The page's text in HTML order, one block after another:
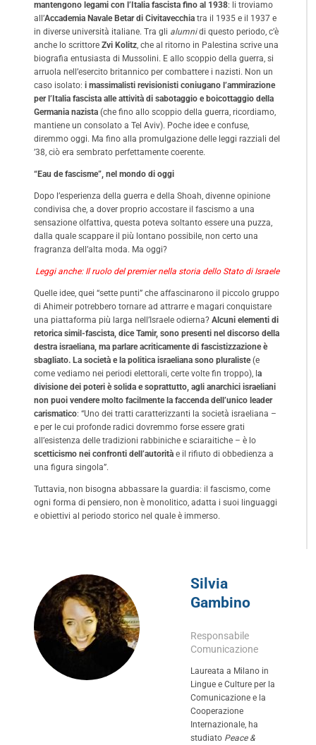
mantengono legami con l’Italia fascista fino al 1938: li troviamo
all’Accademia Navale Betar di Civitavecchia tra il 1935 e il 1937 e
in diverse università italiane. Tra gli alumnidi questo periodo, c’è
anche lo scrittore Zvi Kolitz, che al ritorno in Palestina scrive una
biografia entusiasta di Mussolini. E allo scoppio della guerra, si
arruola nell’esercito britannico per combattere i nazisti. Non un
caso isolato: i massimalisti revisionisti coniugano l’ammirazione
per l’Italia fascista alle attività di sabotaggio e boicottaggio della
Germania nazista (che fino allo scoppio della guerra, ricordiamo,
mantiene un consolato a Tel Aviv). Poche idee e confuse,
diremmo oggi. Ma fino alla promulgazione delle leggi razziali del
’38, ciò era sembrato perfettamente coerente.
“Eau de fascisme”, nel mondo di oggi
Dopo l’esperienza della guerra e della Shoah, divenne opinione
condivisa che, a dover proprio accostare il fascismo a una
sensazione olfattiva, questa poteva soltanto essere una puzza,
dalla quale scappare il più lontano possibile, non certo una
fragranza dell’alta moda. Ma oggi?
Leggi anche: Il ruolo del premier nella storia dello Stato di Israele
Quelle idee, quei “sette punti” che affascinarono il piccolo gruppo
di Ahimeir potrebbero tornare ad attrarre e magari conquistare
una piattaforma più larga nell’Israele odierna? Alcuni elementi di
retorica simil-fascista, dice Tamir, sono presenti nel discorso della
destra israeliana, ma parlare acriticamente di fascistizzazione è
sbagliato. La società e la politica israeliana sono pluraliste(e
come vediamo nei periodi elettorali, certe volte fin troppo), la
divisione dei poteri è solida e soprattutto, agli anarchici israeliani
non puoi vendere molto facilmente la faccenda dell’unico leader
carismatico: “Uno dei tratti caratterizzanti la società israeliana –
e per le cui profonde radici dovremmo forse essere grati
all’esistenza delle tradizioni rabbiniche e sciaraitiche – è lo
scetticismo nei confronti dell’autorità e il rifiuto di obbedienza a
una figura singola”.
Tuttavia, non bisogna abbassare la guardia: il fascismo, come
ogni forma di pensiero, non è monolitico, adatta i suoi linguaggi
e obiettivi al periodo storico nel quale è immerso.
Silvia
Gambino
Responsabile
Comunicazione
Laureata a Milano in
Lingue e Culture per la
Comunicazione e la
Cooperazione
Internazionale, ha
studiato Peace &